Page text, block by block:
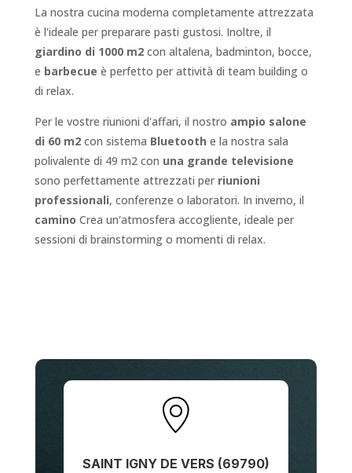
La nostra cucina moderna completamente attrezzata
è l'ideale per preparare pasti gustosi. Inoltre, il
giardino di 1000 m2 con altalena, badminton, bocce,
e barbecue è perfetto per attività di team building o
di relax.
Per le vostre riunioni d'affari, il nostro ampio salone
di 60 m2 con sistema Bluetooth e la nostra sala
polivalente di 49 m2 con una grande televisione
sono perfettamente attrezzati per riunioni
professionali, conferenze o laboratori. In inverno, il
camino Crea un'atmosfera accogliente, ideale per
sessioni di brainstorming o momenti di relax.
SAINT IGNY DE VERS (69790)